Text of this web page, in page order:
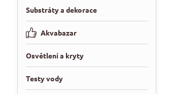
Substráty a dekorace
Akvabazar
Osvětlení a kryty
Testy vody